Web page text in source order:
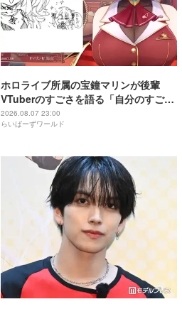
ホロライブ所属の宝鐘マリンが後輩
VTuberのすごさを語る「自分のすごさ
に気づいてない」
2026.08.07 23:00
らいばーずワールド